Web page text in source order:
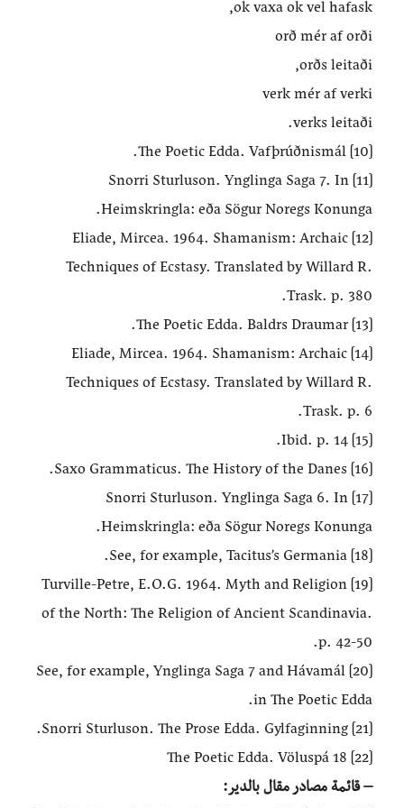
ok vaxa ok vel hafask,
orð mér af orði
orðs leitaði,
verk mér af verki
verks leitaði.
[10] The Poetic Edda. Vafþrúðnismál.
[11] Snorri Sturluson. Ynglinga Saga 7. In
Heimskringla: eða Sögur Noregs Konunga.
[12] Eliade, Mircea. 1964. Shamanism: Archaic
Techniques of Ecstasy. Translated by Willard R.
Trask. p. 380.
[13] The Poetic Edda. Baldrs Draumar.
[14] Eliade, Mircea. 1964. Shamanism: Archaic
Techniques of Ecstasy. Translated by Willard R.
Trask. p. 6.
[15] Ibid. p. 14.
[16] Saxo Grammaticus. The History of the Danes.
[17] Snorri Sturluson. Ynglinga Saga 6. In
Heimskringla: eða Sögur Noregs Konunga.
[18] See, for example, Tacitus’s Germania.
[19] Turville-Petre, E.O.G. 1964. Myth and Religion
of the North: The Religion of Ancient Scandinavia.
p. 42-50.
[20] See, for example, Ynglinga Saga 7 and Hávamál
in The Poetic Edda.
[21] Snorri Sturluson. The Prose Edda. Gylfaginning.
[22] The Poetic Edda. Völuspá 18
– قائمة مصادر مقال بالدير: